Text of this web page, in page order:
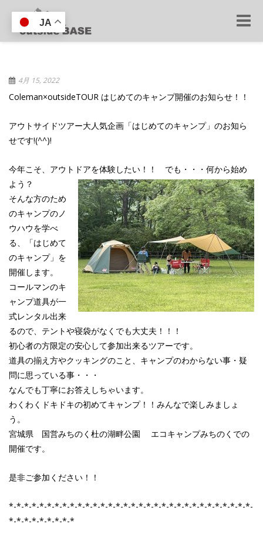
Toggle
4月 15, 2022
Coleman×outsideTOUR はじめてのキャンプ開催のお知らせ！！
アウトサイドツアー大人気企画「はじめてのキャンプ」のお知ら
せです!(^^)!
今年こそ、アウトドアを体験したい！！ でも・・・何から始め
よう？
そんな方のため
のキャンプのノ
ウハウを学べ
る、「はじめて
のキャンプ」を
開催します。
コールマンのキ
ャンプ道具が一
式レンタル出来
るので、テントや寝袋がなくでも大丈夫！！！
初心者の方限定の安心して参加出来るツアーです。
道具の揃え方やクッキングのこと、キャンプのわからない事・疑
問に思っている事・・・
なんでも丁寧にお答えしちゃいます。
わくわくドキドキの初めてキャンプ！！みんなで楽しみましょ
う。
宮城県 国営みちのく杜の湖畔公園 エコキャンプみちのくでの
開催です。
是非ご参加ください！！
*-*-*-*-*-*-*-*-*-*-*-*-*-*-*-*-*-*-*-*-*-*-*-*-*-*-*-*-*-*-*-*-
*-*-*-*-*-*-*-*-*
JA